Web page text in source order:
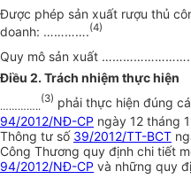
Được phép sản xuất rượu thủ
doanh: ………….(4)
Quy mô sản xuất
Điều 2. Trách nhiệm thực hiện
…………..
(3) phải thực hiện đúng
94/2012/NĐ-CP ngày 12 tháng
Thông tư số 39/2012/TT-BCT
Công Thương quy định chi tiết
94/2012/NĐ-CP và những quy